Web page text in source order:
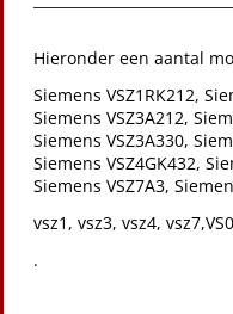
Hieronder een aantal
Siemens VSZ1RK212,
Siemens VSZ3A212,
Siemens VSZ3A330,
Siemens VSZ4GK432,
Siemens VSZ7A3,
vsz1, vsz3, vsz4,
.